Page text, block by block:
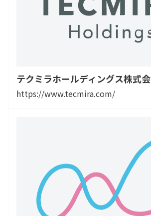
テクミラホールディングス株式
https://www.tecmira.com/